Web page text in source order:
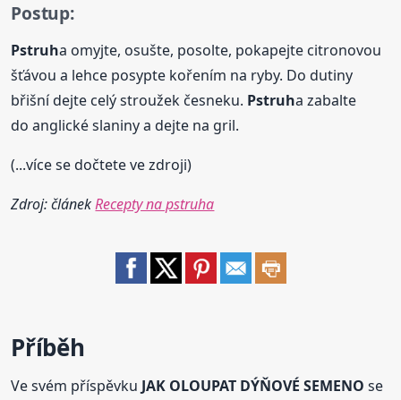
Postup:
Pstruha omyjte, osušte, posolte, pokapejte citronovou
šťávou a lehce posypte kořením na ryby. Do dutiny
břišní dejte celý stroužek česneku. Pstruha zabalte
do anglické slaniny a dejte na gril.
(...více se dočtete ve zdroji)
Zdroj: článekRecepty na pstruha
Příběh
Ve svém příspěvku JAK OLOUPAT DÝŇOVÉ SEMENO se